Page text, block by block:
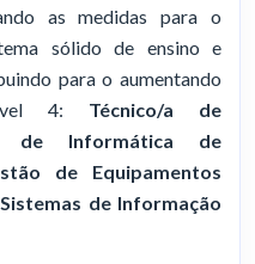
as medidas para o
sólido de ensino e
para o aumentando
4: Técnico/a de
de Informática de
de
Equipamentos
de Informação